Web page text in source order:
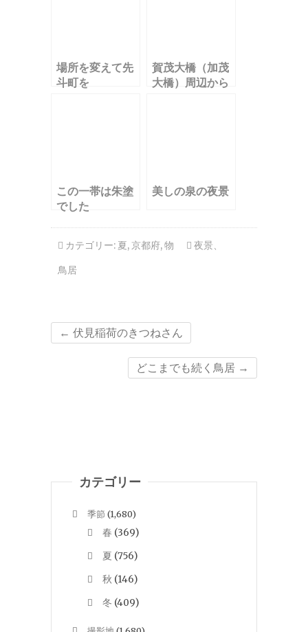
場所を変えて先
斗町を
賀茂大橋（加茂
大橋）周辺から
この一帯は朱塗
でした
美しの泉の夜景
カテゴリー: 夏, 京都府,物 夜景、
鳥居
← 伏見稲荷のきつねさん
どこまでも続く鳥居 →
カテゴリー
季節 (1,680)
春 (369)
夏 (756)
秋 (146)
冬 (409)